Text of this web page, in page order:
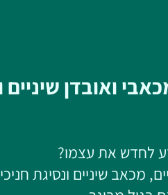
ואובדן
לחדש את עצמו?
מכאב שיניים ונסיגת